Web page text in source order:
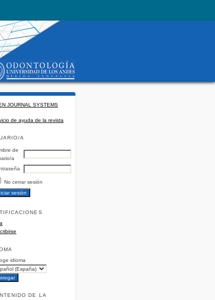
JOURNAL SYSTEMS
de ayuda de la revista
A
de
a
No cerrar sesión
idioma
DE LA